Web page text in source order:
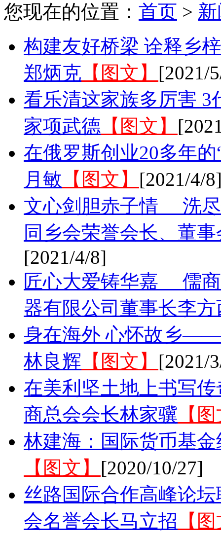
您现在的位置： 首页 >
构建友好桥梁 诠释乡
郑炳克 【图文】 [2021/
看乐清这家族多厉害
家项武德 【图文】
在俄罗斯创业20多年
月敏 【图文】 [2021/4/
文心剑胆赤子情 洗
同乡会荣誉会长、董
[2021/4/8]
匠心大爱铸华嘉 儒
器有限公司董事长李方
身在海外 心怀故乡——
林良辉 【图文】 [2021/
在美利坚土地上书写
商总会会长林家骥 【
林建海：国际货币基
【图文】 [2020/10/27]
丝路国际合作高峰论
会名誉会长马立招 【